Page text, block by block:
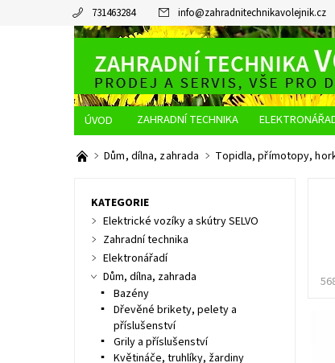
731463284 info@zahradnitechnikavolejnik.cz
ZAHRADNÍ TECHNIKA
O NÁS
JAK NAKUPOVAT DOPRAVA A PLATBA
Dům, dílna, zahrada Topidla, přímotopy,
KATEGORIE
Elektrické vozíky a skútry SELVO
Zahradní technika
Elektronářadí
Dům, dílna, zahrada
Bazény
Dřevěné brikety, pelety a
příslušenství
Grily a příslušenství
Květináče, truhlíky, žardiny